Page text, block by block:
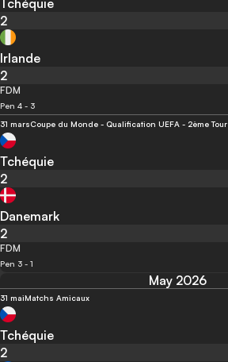
Tchéquie
2
Irlande
2
FDM
Pen 4 - 3
31 marsCoupe du Monde - Qualification UEFA - 2ème Tour
Tchéquie
2
Danemark
2
FDM
Pen 3 - 1
May 2026
31 maiMatchs Amicaux
Tchéquie
2